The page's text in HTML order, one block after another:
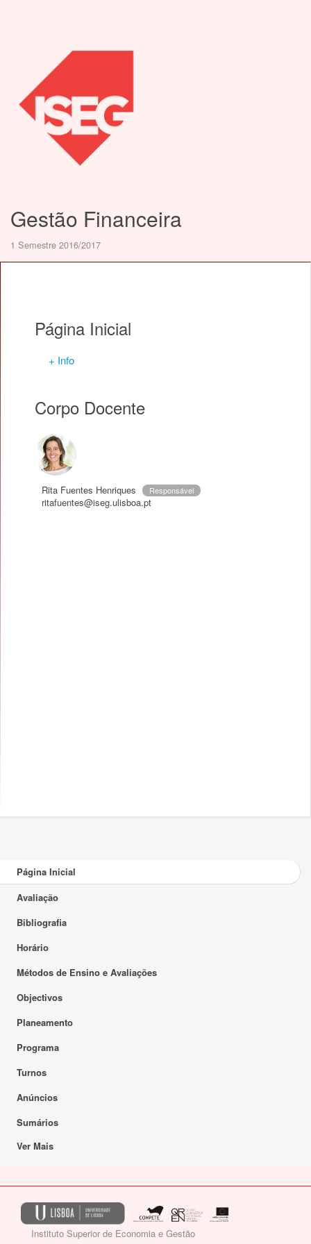
Gestão Financeira
1 Semestre 2016/2017
Página Inicial
+ Info
Corpo Docente
Rita Fuentes Henriques Responsável
ritafuentes@iseg.ulisboa.pt
Página Inicial
Avaliação
Bibliografia
Horário
Métodos de Ensino e Avaliações
Objectivos
Planeamento
Programa
Turnos
Anúncios
Sumários
Ver Mais
Instituto Superior de Economia e Gestão